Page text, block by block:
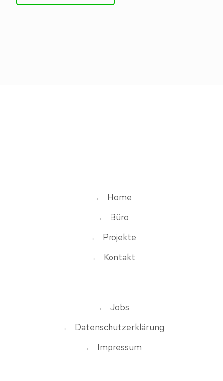
→
Home
→
Büro
→
Projekte
→
Kontakt
→
Jobs
→
Datenschutzerklärung
→
Impressum